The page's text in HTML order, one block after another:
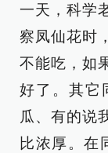
一天，科学
察凤仙花时
不能吃，如
好了。其它
瓜、有的说
比浓厚。在